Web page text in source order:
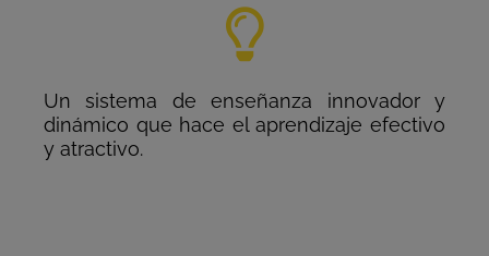
Un sistema de enseñanza innovador y
dinámico que hace el aprendizaje efectivo
y atractivo.